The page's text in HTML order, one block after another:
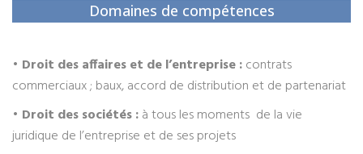
Domaines de compétences
• Droit des affaires et de l’entreprise :contrats
commerciaux ; baux, accord de distribution et de partenariat
• Droit des sociétés :à tous les moments de la vie
juridique de l’entreprise et de ses projets